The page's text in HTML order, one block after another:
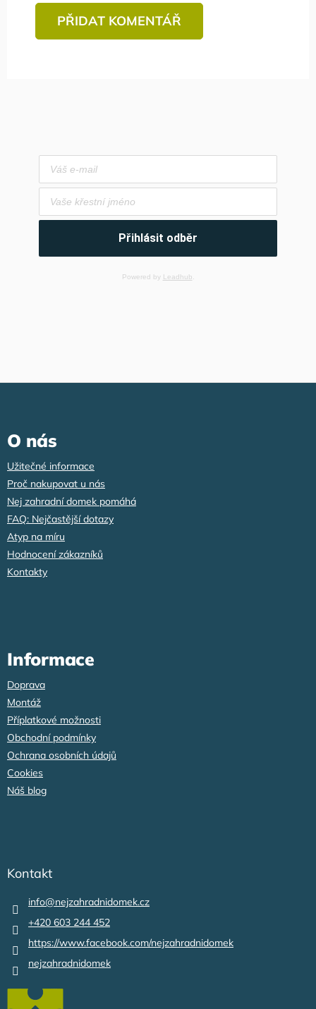
PŘIDAT KOMENTÁŘ
Přihlásit odběr
Powered by Leadhub
Z
O nás
Užitečné informace
Proč nakupovat u nás
Nej zahradní domek pomáhá
FAQ: Nejčastější dotazy
Atyp na míru
Hodnocení zákazníků
Kontakty
Informace
Doprava
Montáž
Příplatkové možnosti
Obchodní podmínky
Ochrana osobních údajů
Cookies
Náš blog
Kontakt
info@nejzahradnidomek.cz
+420 603 244 452
https://www.facebook.com/nejzahradnidomek
nejzahradnidomek